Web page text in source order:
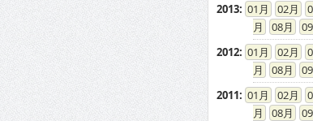
2013: 01 02
08
09
2012: 01 02
08
09
2011: 01 02
08
09